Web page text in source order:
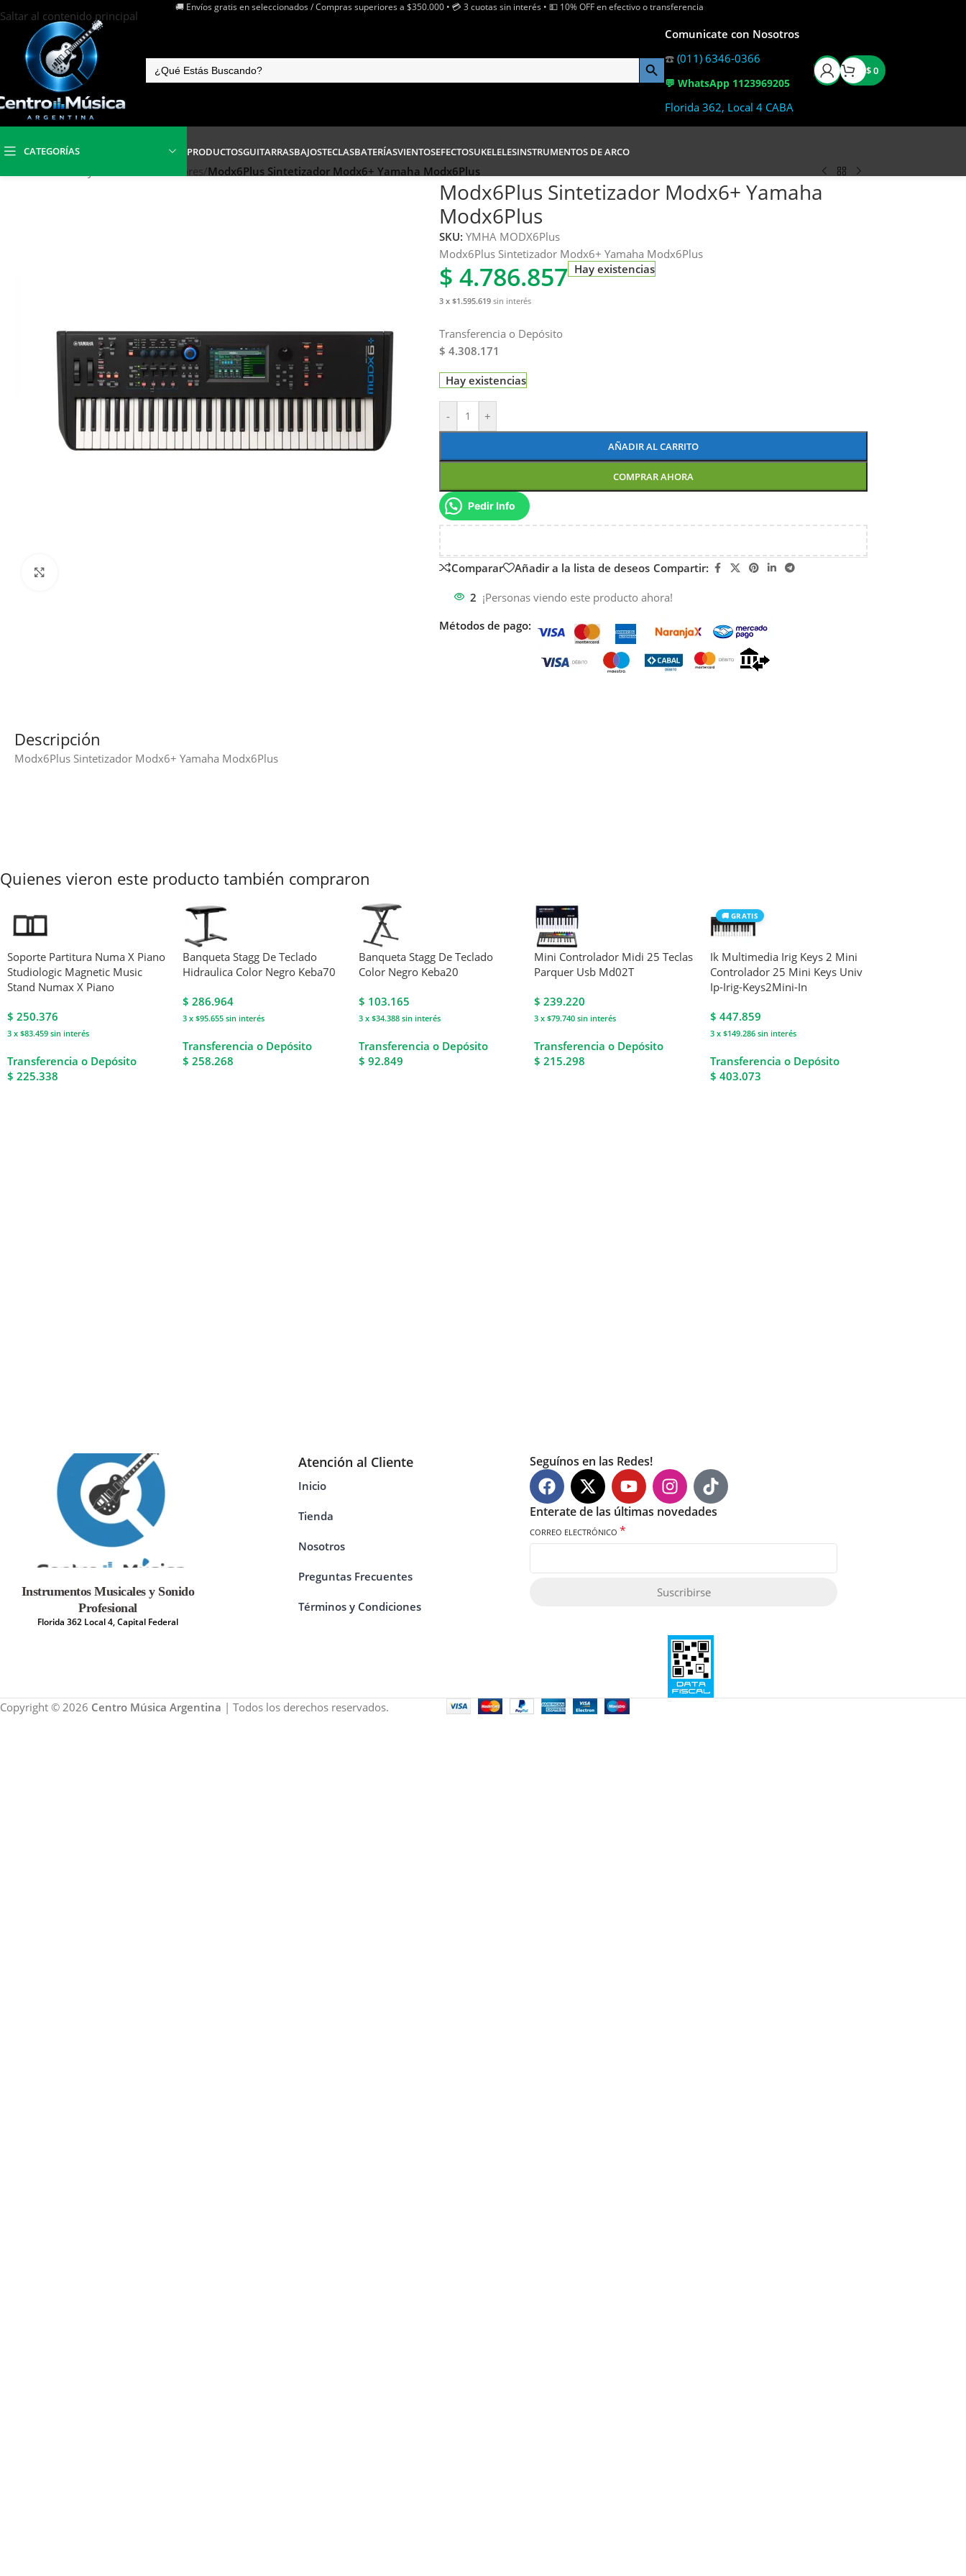
Saltar al contenido principal
🚚 Envíos gratis en seleccionados / Compras superiores a $350.000 • 💳 3 cuotas sin interés • 💵 10% OFF en efectivo o transferencia
Comunicate con Nosotros
☎️ (011) 6346-0366
💬 WhatsApp 1123969205
Florida 362, Local 4 CABA
$0
CATEGORÍAS PRODUCTOSGUITARRASBAJOSTECLASBATERÍASVIENTOSEFECTOSUKELELESINSTRUMENTOS DE ARCO
Sintetizadores/Modx6Plus Sintetizador Modx6+ Yamaha Modx6Plus
Modx6Plus Sintetizador Modx6+ Yamaha
Modx6Plus
SKU: YMHA MODX6Plus
Modx6Plus Sintetizador Modx6+ Yamaha Modx6Plus
$ 4.786.857
3 x $1.595.619 sin interés
Transferencia o Depósito
$ 4.308.171
Hay existencias
Hay existencias
- +
AÑADIR AL CARRITO
COMPRAR AHORA
Pedir Info
Comparar Añadir a la lista de deseos Compartir:
2 ¡Personas viendo este producto ahora!
Métodos de pago:
Descripción
Modx6Plus Sintetizador Modx6+ Yamaha Modx6Plus
Quienes vieron este producto también compraron
Soporte Partitura Numa X Piano
Studiologic Magnetic Music
Stand Numax X Piano
$ 250.376
3 x $83.459 sin interés
Transferencia o Depósito
$ 225.338
Banqueta Stagg De Teclado
Hidraulica Color Negro Keba70
$ 286.964
3 x $95.655 sin interés
Transferencia o Depósito
$ 258.268
Banqueta Stagg De Teclado
Color Negro Keba20
$ 103.165
3 x $34.388sin interés
Transferencia o Depósito
$ 92.849
Mini Controlador Midi 25 Teclas
Parquer Usb Md02T
$ 239.220
3 x $79.740 sin interés
Transferencia o Depósito
$ 215.298
🚚 GRATIS
Ik Multimedia Irig Keys 2 Mini
Controlador 25 Mini Keys Univ
Ip-Irig-Keys2Mini-In
$ 447.859
3 x $149.286sin interés
Transferencia o Depósito
$ 403.073
Instrumentos Musicales y Sonido
Profesional
Florida 362 Local 4, Capital Federal
Atención al Cliente
Inicio
Tienda
Nosotros
Preguntas Frecuentes
Términos y Condiciones
Seguínos en las Redes!
Enterate de las últimas novedades
CORREO ELECTRÓNICO *
Suscribirse
Copyright © 2026 Centro Música Argentina | Todos los derechos reservados.